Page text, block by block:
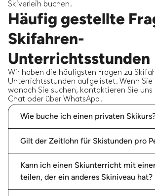
Natalie O.
Stunden mit
Laurent O.
Phil ..
22/02/2023-Skifahren,Sainte Foy
JC war brillant! Großer Spaß, hat die
Einzelnen individuellen « Skiunterricht
basierend auf dem Niveau, war
mit Ratschlägen zum Resort
read
Jean Charles V.
Skiverleih buchen.
Häufig gestellte
Skifahren-
Unterrichtsstunden
Wir haben die häufigsten Fragen zu
Unterrichtsstunden aufgelistet. Wenn Sie
wonach Sie suchen, kontaktieren Sie
Chat oder über WhatsApp.
Wie buche ich einen privaten
Gilt der Zeitlohn für Skistunden pro
Kann ich einen Skiunterricht mit
teilen, der ein anderes Skiniveau hat?